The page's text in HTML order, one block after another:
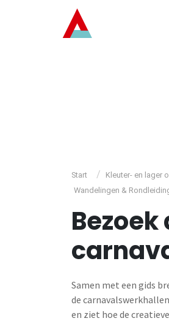
Start / Kleuter- en lager
Wandelingen &
Samen met een gids
de
en ziet hoe de